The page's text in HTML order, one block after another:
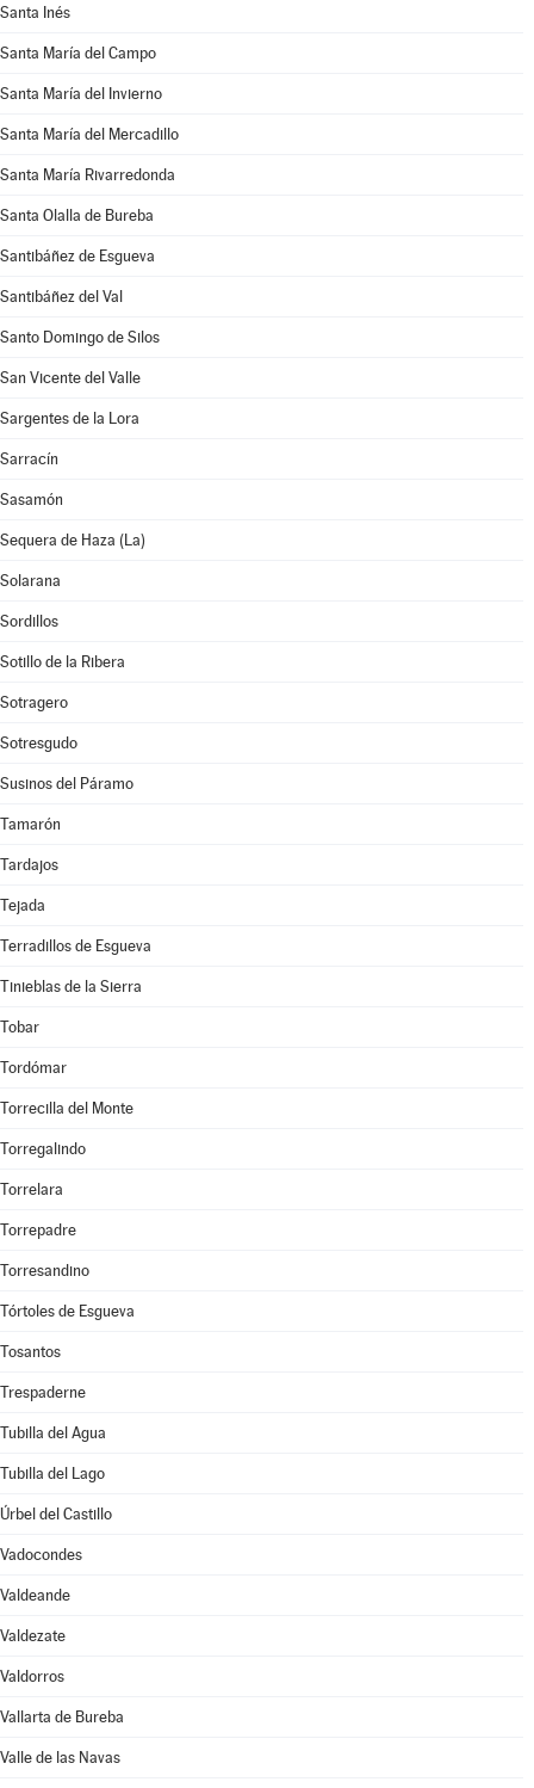
Santa Inés
Santa María del Campo
Santa María del Invierno
Santa María del Mercadillo
Santa María Rivarredonda
Santa Olalla de Bureba
Santibáñez de Esgueva
Santibáñez del Val
Santo Domingo de Silos
San Vicente del Valle
Sargentes de la Lora
Sarracín
Sasamón
Sequera de Haza (La)
Solarana
Sordillos
Sotillo de la Ribera
Sotragero
Sotresgudo
Susinos del Páramo
Tamarón
Tardajos
Tejada
Terradillos de Esgueva
Tinieblas de la Sierra
Tobar
Tordómar
Torrecilla del Monte
Torregalindo
Torrelara
Torrepadre
Torresandino
Tórtoles de Esgueva
Tosantos
Trespaderne
Tubilla del Agua
Tubilla del Lago
Úrbel del Castillo
Vadocondes
Valdeande
Valdezate
Valdorros
Vallarta de Bureba
Valle de las Navas